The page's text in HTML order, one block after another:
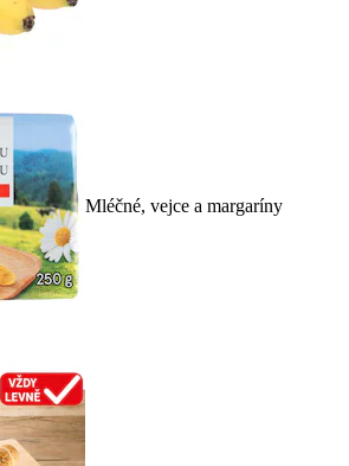
Mléčné, vejce a margaríny